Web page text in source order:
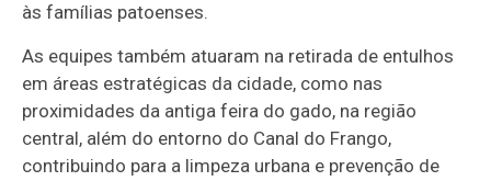
às famílias patoenses.
As equipes também atuaram na retirada de entulhos
em áreas estratégicas da cidade, como nas
proximidades da antiga feira do gado, na região
central, além do entorno do Canal do Frango,
contribuindo para a limpeza urbana e prevenção de